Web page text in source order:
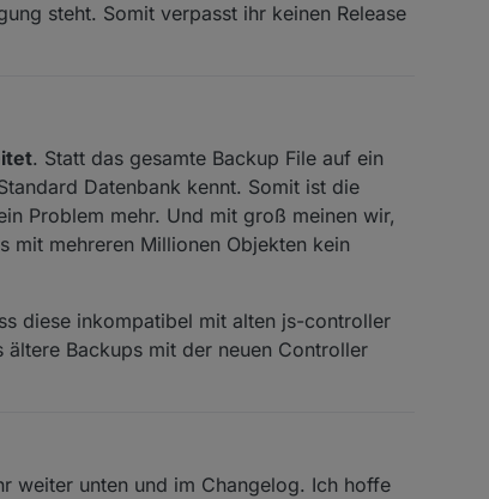
steht. Somit verpasst ihr keinen Release
. Statt das gesamte Backup File auf ein
Datenbank kennt. Somit ist die
Problem mehr. Und mit groß meinen wir,
mit mehreren Millionen Objekten kein
diese inkompatibel mit alten js-controller
Backups mit der neuen Controller
weiter unten und im Changelog. Ich hoffe